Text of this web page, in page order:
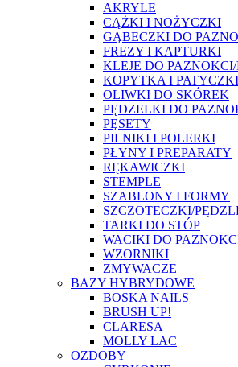
AKRYLE
CĄŻKI I NOŻYCZKI
GĄBECZKI DO
FREZY I KAPTURKI
KLEJE DO
KOPYTKA I PATYCZKI
OLIWKI DO SKÓREK
PĘDZELKI DO
PĘSETY
PILNIKI I POLERKI
PŁYNY I PREPARATY
RĘKAWICZKI
STEMPLE
SZABLONY I FORMY
SZCZOTECZKI/
TARKI DO STÓP
WACIKI DO
WZORNIKI
ZMYWACZE
BAZY HYBRYDOWE
BOSKA NAILS
BRUSH UP!
CLARESA
MOLLY LAC
OZDOBY